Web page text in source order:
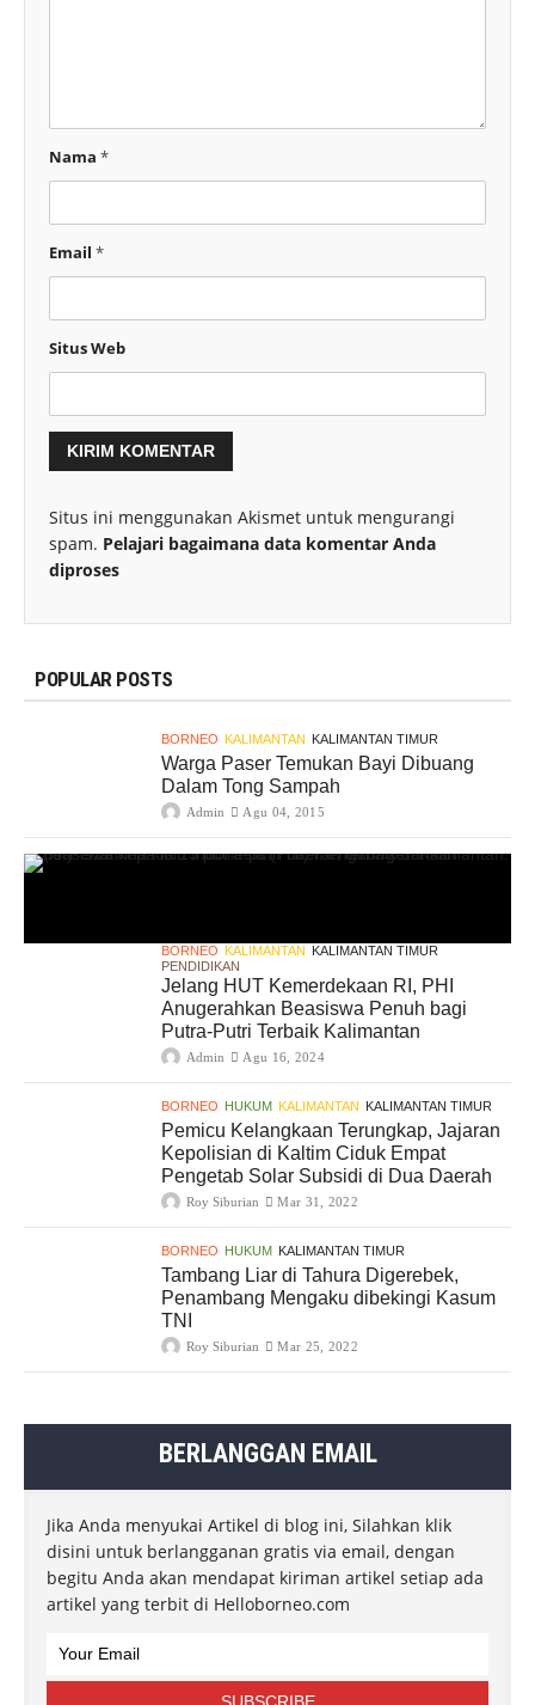
Nama *
Email *
Situs Web
Situs ini menggunakan Akismet untuk mengurangi
spam. Pelajari bagaimana data komentar Anda
diproses
POPULAR POSTS
BORNEO KALIMANTAN KALIMANTAN TIMUR
Warga Paser Temukan Bayi Dibuang
Dalam Tong Sampah
Admin Agu 04, 2015
BORNEO KALIMANTAN KALIMANTAN TIMUR
PENDIDIKAN
Jelang HUT Kemerdekaan RI, PHI
Anugerahkan Beasiswa Penuh bagi
Putra-Putri Terbaik Kalimantan
Admin Agu 16, 2024
BORNEO HUKUM KALIMANTAN KALIMANTAN TIMUR
Pemicu Kelangkaan Terungkap, Jajaran
Kepolisian di Kaltim Ciduk Empat
Pengetab Solar Subsidi di Dua Daerah
Roy Siburian Mar 31, 2022
BORNEO HUKUM KALIMANTAN TIMUR
Tambang Liar di Tahura Digerebek,
Penambang Mengaku dibekingi Kasum
TNI
Roy Siburian Mar 25, 2022
BERLANGGAN EMAIL
Jika Anda menyukai Artikel di blog ini, Silahkan klik
disini untuk berlangganan gratis via email, dengan
begitu Anda akan mendapat kiriman artikel setiap ada
artikel yang terbit di Helloborneo.com